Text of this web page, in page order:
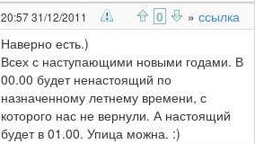
20:57 31/12/2011 0 » ссылка
Наверно есть.)
Всех с наступающими новыми годами. В
00.00 будет ненастоящий по
назначенному летнему времени, с
которого нас не вернули. А настоящий
будет в 01.00. Упица можна. :)